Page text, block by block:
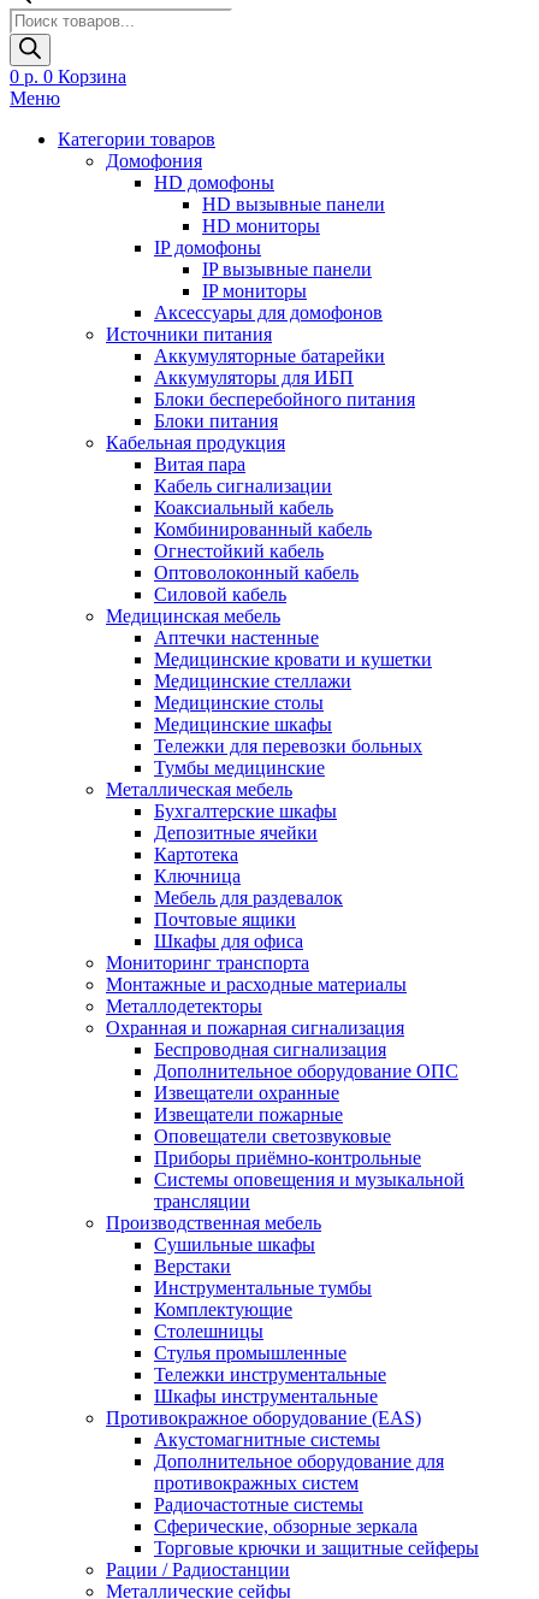
Поиск
товаров
0 р. 0 Корзина
Меню
Категории товаров
Домофония
HD домофоны
HD вызывные панели
HD мониторы
IP домофоны
IP вызывные панели
IP мониторы
Аксессуары для домофонов
Источники питания
Аккумуляторные батарейки
Аккумуляторы для ИБП
Блоки бесперебойного питания
Блоки питания
Кабельная продукция
Витая пара
Кабель сигнализации
Коаксиальный кабель
Комбинированный кабель
Огнестойкий кабель
Оптоволоконный кабель
Силовой кабель
Медицинская мебель
Аптечки настенные
Медицинские кровати и кушетки
Медицинские стеллажи
Медицинские столы
Медицинские шкафы
Тележки для перевозки больных
Тумбы медицинские
Металлическая мебель
Бухгалтерские шкафы
Депозитные ячейки
Картотека
Ключница
Мебель для раздевалок
Почтовые ящики
Шкафы для офиса
Мониторинг транспорта
Монтажные и расходные материалы
Металлодетекторы
Охранная и пожарная сигнализация
Беспроводная сигнализация
Дополнительное оборудование ОПС
Извещатели охранные
Извещатели пожарные
Оповещатели светозвуковые
Приборы приёмно-контрольные
Системы оповещения и музыкальной
трансляции
Производственная мебель
Cушильные шкафы
Верстаки
Инструментальные тумбы
Комплектующие
Столешницы
Стулья промышленные
Тележки инструментальные
Шкафы инструментальные
Противокражное оборудование (EAS)
Акустомагнитные системы
Дополнительное оборудование для
противокражных систем
Радиочастотные системы
Сферические, обзорные зеркала
Торговые крючки и защитные сейферы
Рации / Радиостанции
Металлические сейфы